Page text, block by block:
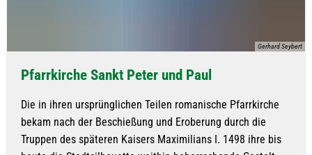
Gerhard Seybert
Pfarrkirche Sankt Peter und Paul
Die in ihren ursprünglichen Teilen romanische Pfarrkirche
bekam nach der Beschießung und Eroberung durch die
Truppen des späteren Kaisers Maximilians I. 1498 ihre bis